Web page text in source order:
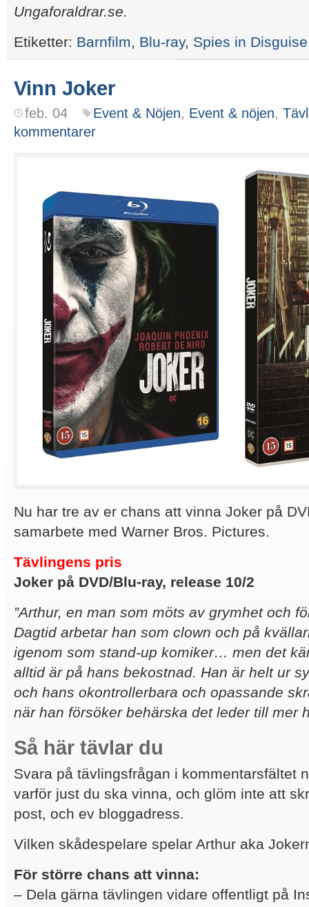
Ungaforaldrar.se.
Etiketter: Barnfilm, Blu-ray, Spies in Disguise
Vinn Joker
feb. 04 Event & Nöjen, Event & nöjen,
kommentarer
Nu har tre av er chans att vinna Joker på
samarbete med Warner Bros. Pictures.
Tävlingens pris
Joker på DVD/Blu-ray, release 10/2
”Arthur, en man som möts av grymhet och
Dagtid arbetar han som clown och på
igenom som stand-up komiker… men det
alltid är på hans bekostnad. Han är helt ur
och hans okontrollerbara och opassande
när han försöker behärska det leder till mer
Så här tävlar du
Svara på tävlingsfrågan i kommentarsfältet
varför just du ska vinna, och glöm inte att
post, och ev bloggadress.
Vilken skådespelare spelar Arthur aka
För större chans att vinna:
– Dela gärna tävlingen vidare offentligt på